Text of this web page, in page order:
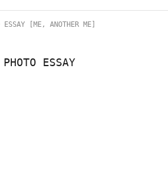
[ME, ANOTHER ME]
ESSAY